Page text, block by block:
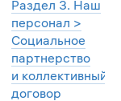
Раздел 3. Наш
персонал >
Социальное
партнерство
и коллективный
договор